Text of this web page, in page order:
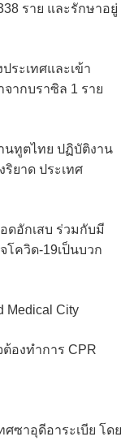
ราย และรักษาอยู่
ระเทศและเข้า
จากบราซิล 1 ราย
นทูตไทย ปฏิบัติงาน
ยาด ประเทศ
ดอักเสบ ร่วมกับมี
โควิด-19เป็นบวก
Medical City
องทำการ CPR
ศซาอุดีอาระเบีย โดย